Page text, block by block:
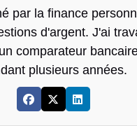
par la finance
d'argent. J'ai
comparateur
plusieurs années.